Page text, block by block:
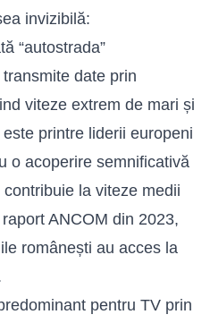
invizibilă:
“autostrada”
date prin
viteze extrem de mari și
printre liderii europeni
o acoperire semnificativă
la viteze medii
ANCOM din 2023,
românești au acces la
pentru TV prin